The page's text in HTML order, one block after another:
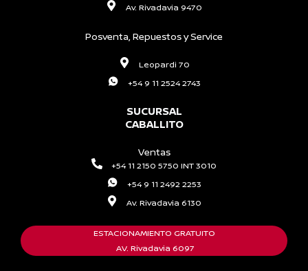
Av. Rivadavia 9470
Posventa, Repuestos y Service
Leopardi 70
+54 9 11 2524 2743
SUCURSAL
CABALLITO
Ventas
+54 11 2150 5750 INT 3010
+54 9 11 2492 2253
Av. Rivadavia 6130
ESTACIONAMIENTO GRATUITO
AV. Rivadavia 6097